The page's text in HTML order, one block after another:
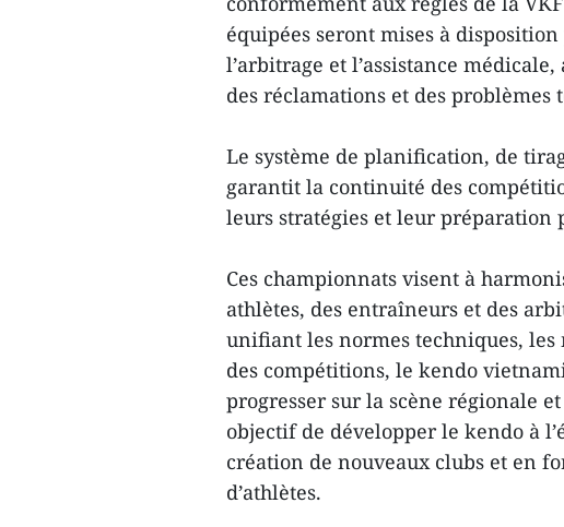
équipées seront mises à
l’arbitrage et l’assistance
des réclamations et des problèmes
Le système de planification, de
garantit la continuité des
leurs stratégies et leur préparation
Ces championnats visent à
athlètes, des entraîneurs et des
unifiant les normes techniques, les
des compétitions, le kendo
progresser sur la scène régionale
objectif de développer le kendo à
création de nouveaux clubs et en
d’athlètes.